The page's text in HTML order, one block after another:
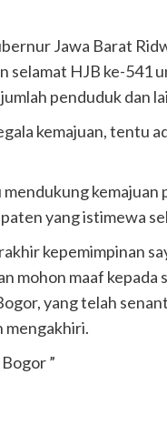
Jawa Barat
selamat HJB ke-541
penduduk dan
kemajuan, tentu
yang istimewa
kepemimpinan
mohon maaf
yang telah
mengakhiri.
”